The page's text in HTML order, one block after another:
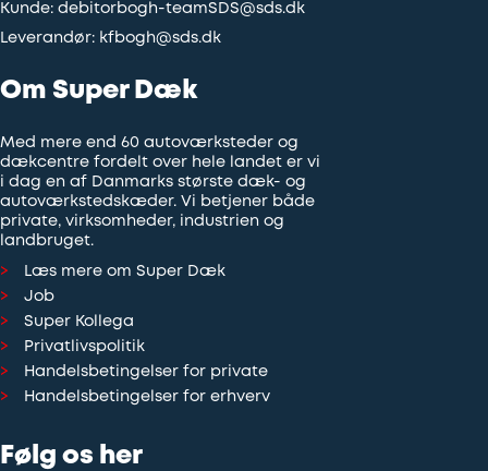
Kunde: debitorbogh-teamSDS@sds.dk
Leverandør: kfbogh@sds.dk
Om Super Dæk
Med mere end 60 autoværksteder og
dækcentre fordelt over hele landet er vi
i dag en af Danmarks største dæk- og
autoværkstedskæder. Vi betjener både
private, virksomheder, industrien og
landbruget.
Læs mere om Super Dæk
Job
Super Kollega
Privatlivspolitik
Handelsbetingelser for private
Handelsbetingelser for erhverv
Følg os her